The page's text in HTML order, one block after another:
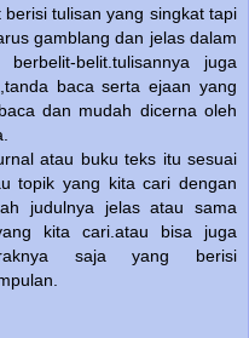
tulisan yang singkat tapi
gamblang dan jelas dalam
belit.tulisannya juga
baca serta ejaan yang
dan mudah dicerna oleh
atau buku teks itu sesuai
topik yang kita cari dengan
judulnya jelas atau sama
kita cari.atau bisa juga
saja yang berisi